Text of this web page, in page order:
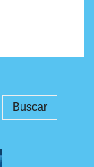
Buscar